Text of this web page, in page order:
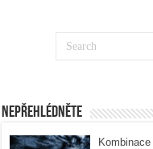
Nepřehlédněte